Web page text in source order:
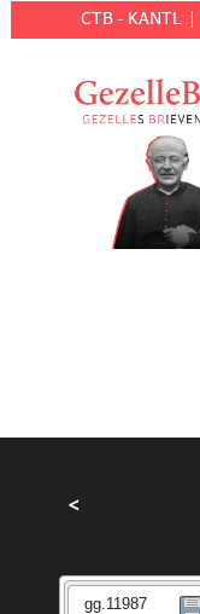
CTB - KANTL
<
gg.11987